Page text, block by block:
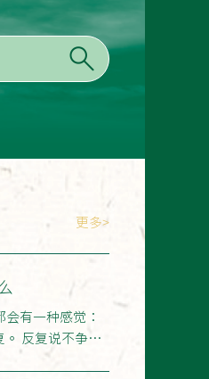
更多>
会有一种感觉：
。 反复说不争、